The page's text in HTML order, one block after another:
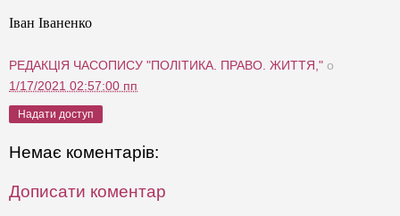
Іван Іваненко
РЕДАКЦІЯ ЧАСОПИСУ "ПОЛІТИКА. ПРАВО. ЖИТТЯ," о
1/17/2021 02:57:00 пп
Надати доступ
Немає коментарів:
Дописати коментар